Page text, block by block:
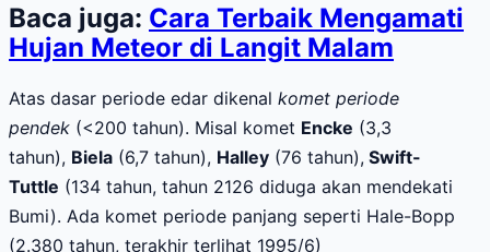
Baca juga: Cara Terbaik Mengamati
Hujan Meteor di Langit Malam
Atas dasar periode edar dikenal komet periode
pendek (<200 tahun). Misal komet Encke (3,3
tahun), Biela (6,7 tahun), Halley (76 tahun), Swift-
Tuttle (134 tahun, tahun 2126 diduga akan mendekati
Bumi). Ada komet periode panjang seperti Hale-Bopp
(2.380 tahun, terakhir terlihat 1995/6)